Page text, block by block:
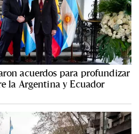
acuerdos para profundizar
la Argentina y Ecuador